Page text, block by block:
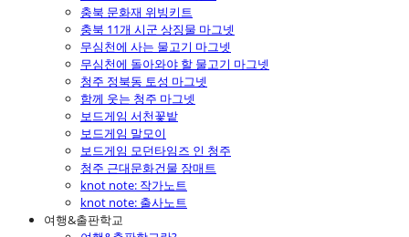
충북 문화재 위빙키트
충북 11개 시군 상징물 마그넷
무심천에 사는 물고기 마그넷
무심천에 돌아와야 할 물고기 마그넷
청주 정북동 토성 마그넷
함께 웃는 청주 마그넷
보드게임 서천꽃밭
보드게임 말모이
보드게임 모던타임즈 인 청주
청주 근대문화건물 장매트
knot note: 작가노트
knot note: 출사노트
여행&출판학교